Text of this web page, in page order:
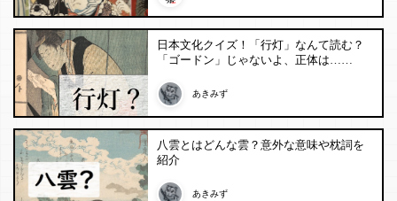
日本文化クイズ！「行灯」なんて読む？
「ゴードン」じゃないよ、正体は……
あきみず
八雲とはどんな雲？意外な意味や枕詞を
紹介
あきみず